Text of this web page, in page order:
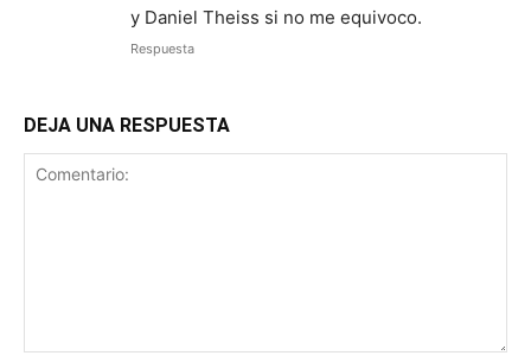
y Daniel Theiss si no me equivoco.
Respuesta
DEJA UNA RESPUESTA